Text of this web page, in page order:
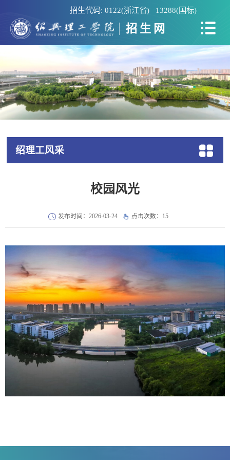
招生网
招生代码: 0122(浙江省) 13288(国标)
绍理工风采
校园风光
发布时间：2026-03-24 点击次数： 15